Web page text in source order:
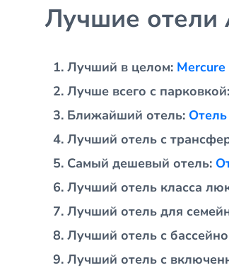
Лучшие отели
Лучший в целом:
Лучше всего с парковкой:
Ближайший отель:
Лучший отель с
Самый дешевый отель:
Лучший отель класса
Лучший отель для
Лучший отель с
Лучший отель с